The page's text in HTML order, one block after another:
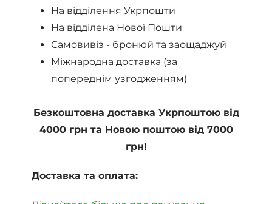
На відділення Укрпошти
На відділена Нової Пошти
Самовивіз - бронюй та заощаджуй
Міжнародна доставка (за
попереднім узгодженням)
Безкоштовна доставка Укрпоштою від
4000 грн та Новою поштою від 7000
грн!
Доставка та оплата: